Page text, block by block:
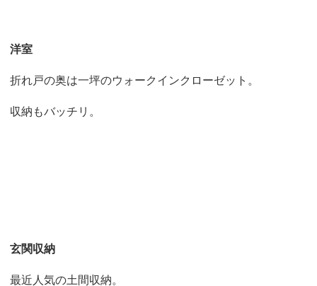
洋室
折れ戸の奥は一坪のウォークインクローゼット。
収納もバッチリ。
玄関収納
最近人気の土間収納。